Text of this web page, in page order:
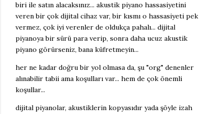
biri ile satın alacaksınız... akustik piyano hassasiyetini
veren bir çok dijital cihaz var, bir kısmı o hassasiyeti pek
vermez, çok iyi verenler de oldukça pahalı... dijital
piyanoya bir sürü para verip, sonra daha ucuz akustik
piyano görürseniz, bana küfretmeyin...
her ne kadar doğru bir yol olmasa da, şu "org" denenler
alınabilir tabii ama koşulları var... hem de çok önemli
koşullar...
dijital piyanolar, akustiklerin kopyasıdır yada şöyle izah